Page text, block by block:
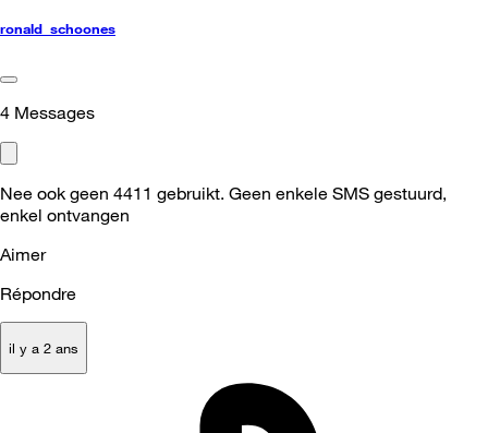
ronald_schoones
4 Messages
Nee ook geen 4411 gebruikt. Geen enkele SMS gestuurd,
enkel ontvangen
Aimer
Répondre
il y a 2 ans